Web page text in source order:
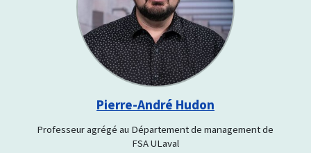
Pierre-André Hudon
Professeur agrégé au Département de management de
FSA ULaval